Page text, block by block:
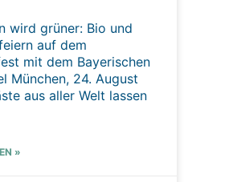
wird grüner: Bio und
auf dem
mit dem Bayerischen
München, 24. August
aus aller Welt lassen
»